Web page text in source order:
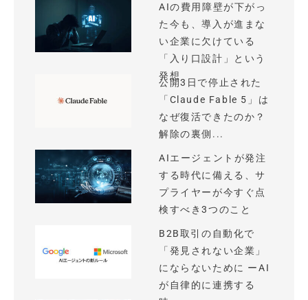
AIの費用障壁が下がっ
た今も、導入が進まな
い企業に欠けている
「入り口設計」という
発想
公開3日で停止された
「Claude Fable 5」は
なぜ復活できたのか？
解除の裏側...
AIエージェントが発注
する時代に備える、サ
プライヤーが今すぐ点
検すべき3つのこと
B2B取引の自動化で
「発見されない企業」
にならないために ーAI
が自律的に連携する